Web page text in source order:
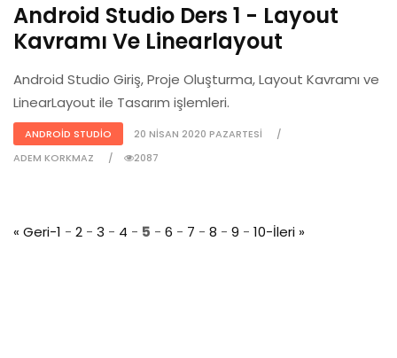
Android Studio Ders 1 - Layout
Kavramı Ve Linearlayout
Android Studio Giriş, Proje Oluşturma, Layout Kavramı ve
LinearLayout ile Tasarım işlemleri.
ANDROID STUDIO
20 NISAN 2020 PAZARTESI
ADEM KORKMAZ
2087
« Geri-1 - 2 - 3 - 4 - 5 - 6 - 7 - 8 - 9 - 10-İleri »